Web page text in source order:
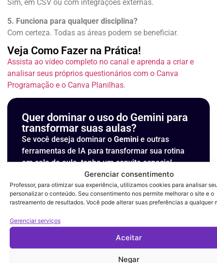
Gerenciar consentimento
Professor, para otimizar sua experiência, utilizamos cookies para analisar
personalizar o conteúdo. Seu consentimento nos permite melhorar o site e o
rastreamento de resultados. Você pode alterar suas preferências a qualquer
Gerenciar serviços
Aceitar
Negar
Sim, em CSV ou com integrações externas.
5. Funciona para qualquer disciplina?
Com certeza. Todas as áreas podem se beneficiar.
Veja Como Fazer na Prática!
Assista ao vídeo completo no canal e aprenda a criar e
analisar seus próprios questionários com o Canva
Programação e o Canva Planilhas.
Quer dominar o uso do Gemini para
transformar suas aulas?
Se você deseja dominar o Gemini e outras
ferramentas de IA para transformar sua rotina
em sala de aula, tenho um convite especial.
Faça parte da minha comunidade exclusiva de
educadorese tenha acesso aos cursos:
aplicar a IA em sala de aula com propósito.
NotebookLM para Professores